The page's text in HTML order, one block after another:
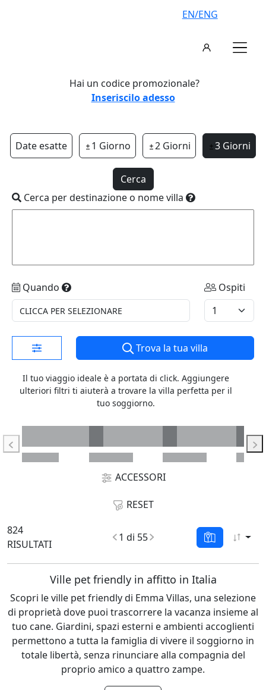
EN/ENG
Hai un codice promozionale?
Inseriscilo adesso
Date esatte 1 Giorno 2 Giorni 3 Giorni
Cerca
Cerca per destinazione o nome villa
Quando
CLICCA PER SELEZIONARE
Ospiti
Trova la tua villa
Il tuo viaggio ideale è a portata di click. Aggiungere
ulteriori filtri ti aiuterà a trovare la villa perfetta per il
tuo soggiorno.
ACCESSORI
RESET
824
RISULTATI
1 di 55
Ville pet friendly in affitto in Italia
Scopri le ville pet friendly di Emma Villas, una selezione
di proprietà dove puoi trascorrere la vacanza insieme al
tuo cane. Giardini, spazi esterni e ambienti accoglienti
permettono a tutta la famiglia di vivere il soggiorno in
totale libertà, senza rinunciare alla compagnia del
proprio amico a quattro zampe.